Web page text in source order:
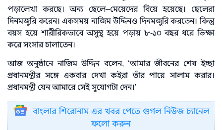
পড়ালেখা করছে। অন্য ছেলে–মেয়েদের বিয়ে হয়েছে। ছেলেরা
দিনমজুরি করেন। একসময় নাজিম উদ্দিনও দিনমজুরি করতেন। কিন্তু
বয়স হয়ে শারীরিকভাবে অসুস্থ হয়ে পড়ায় ৮-১০ বছর ধরে ভিক্ষা
করে সংসার চালাতেন।
আজ অনুষ্ঠানে নাজিম উদ্দিন বলেন, ‘আমার জীবনের শেষ ইচ্ছা
প্রধানমন্ত্রীর সঙ্গে একবার দেখা কইরা তাঁর পায়ে সালাম করার।
প্রধানমন্ত্রী যেন আমারে সেই সুযোগটা দেন।’
বাংলার শিরোনাম এর খবর পেতে গুগল নিউজ চ্যানেল
ফলো করুন